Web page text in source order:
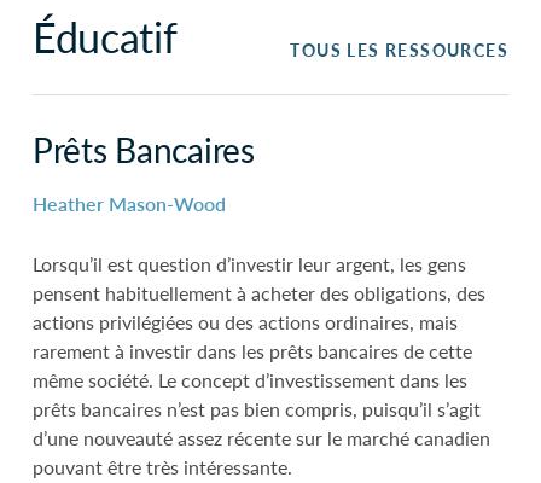
Éducatif TOUS LES RESSOURCES
Prêts Bancaires
Heather Mason-Wood
Lorsqu’il est question d’investir leur argent, les gens
pensent habituellement à acheter des obligations, des
actions privilégiées ou des actions ordinaires, mais
rarement à investir dans les prêts bancaires de cette
même société. Le concept d’investissement dans les
prêts bancaires n’est pas bien compris, puisqu’il s’agit
d’une nouveauté assez récente sur le marché canadien
pouvant être très intéressante.